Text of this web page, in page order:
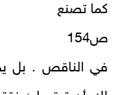
كما تصنع
ص154
في الناقص . بل